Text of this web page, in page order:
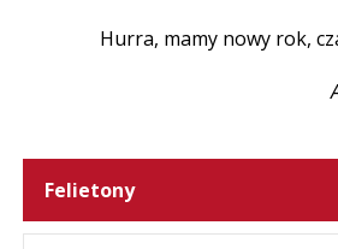
Hurra, mamy nowy rok,
Felietony